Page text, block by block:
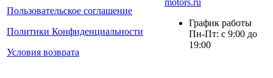
Пользовательское соглашение
Политики Конфиденциальности
Условия возврата
motors.ru
График работы
Пн-Пт: с 9:00 до
19:00